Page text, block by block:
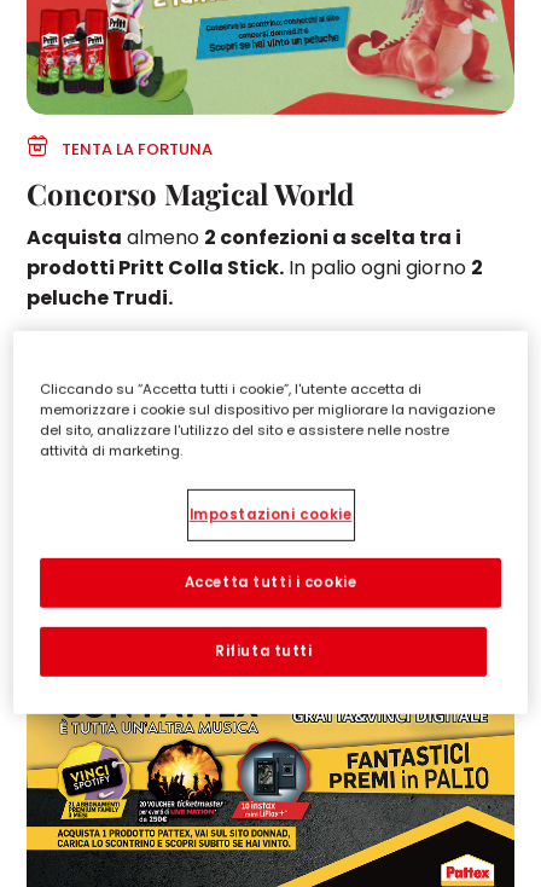
TENTA LA FORTUNA
Concorso Magical World
Acquista almeno 2 confezioni a scelta tra i
prodotti Pritt Colla Stick. In palio ogni giorno 2
peluche Trudi.
Concorso a premi valido dal 01/08/2026 al 19/09/2026.
Montepremi complessivo € 3.749,00 (IVA inclusa).
Cliccando su “Accetta tutti i cookie”, l'utente accetta di
memorizzare i cookie sul dispositivo per migliorare la navigazione
del sito, analizzare l'utilizzo del sito e assistere nelle nostre
attività di marketing.
Impostazioni cookie
Rifiuta tutti
Accetta tutti i cookie